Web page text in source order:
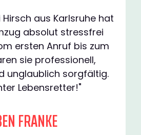
aus Karlsruhe hat
absolut stressfrei
ersten Anruf bis zum
sie professionell,
unglaublich sorgfältig.
Lebensretter!"
FRANKE